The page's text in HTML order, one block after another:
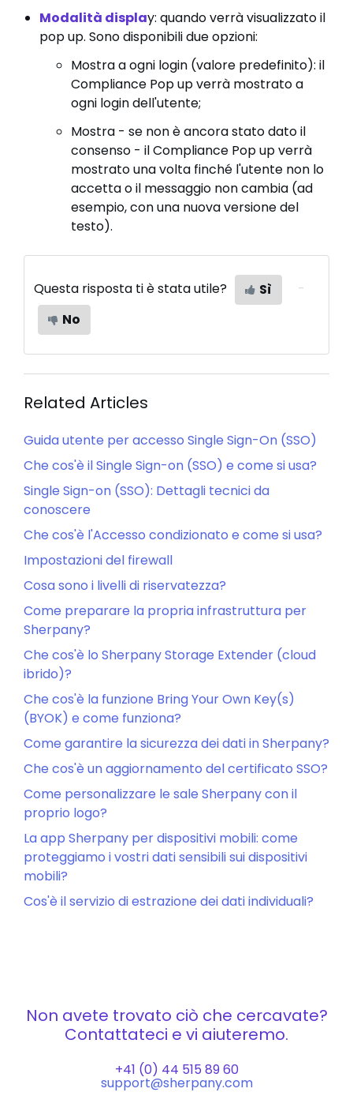
Modalità display: quando verrà visualizzato il
pop up. Sono disponibili due opzioni:
Mostra a ogni login (valore predefinito): il
Compliance Pop up verrà mostrato a
ogni login dell'utente;
Mostra - se non è ancora stato dato il
consenso - il Compliance Pop up verrà
mostrato una volta finché l'utente non lo
accetta o il messaggio non cambia (ad
esempio, con una nuova versione del
testo).
Questa risposta ti è stata utile?
Sì
No
Related Articles
Guida utente per accesso Single Sign-On (SSO)
Che cos'è il Single Sign-on (SSO) e come si usa?
Single Sign-on (SSO): Dettagli tecnici da
conoscere
Che cos'è l'Accesso condizionato e come si usa?
Impostazioni del firewall
Cosa sono i livelli di riservatezza?
Come preparare la propria infrastruttura per
Sherpany?
Che cos'è lo Sherpany Storage Extender (cloud
ibrido)?
Che cos'è la funzione Bring Your Own Key(s)
(BYOK) e come funziona?
Come garantire la sicurezza dei dati in Sherpany?
Che cos'è un aggiornamento del certificato SSO?
Come personalizzare le sale Sherpany con il
proprio logo?
La app Sherpany per dispositivi mobili: come
proteggiamo i vostri dati sensibili sui dispositivi
mobili?
Cos'è il servizio di estrazione dei dati individuali?
Non avete trovato ciò che cercavate?
Contattateci e vi aiuteremo.
+41 (0) 44 515 89 60
support@sherpany.com